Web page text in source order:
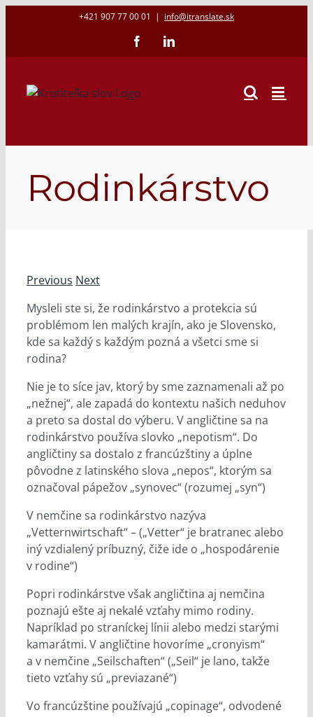
+421 907 77 00 01 | info@itranslate.sk
FacebookLinkedIn
Rodinkárstvo
Previous Next
Mysleli ste si, že rodinkárstvo a protekcia sú
problémom len malých krajín, ako je Slovensko,
kde sa každý s každým pozná a všetci sme si
rodina?
Nie je to síce jav, ktorý by sme zaznamenali až po
„nežnej“, ale zapadá do kontextu našich neduhov
a preto sa dostal do výberu. V angličtine sa na
rodinkárstvo používa slovko „nepotism“. Do
angličtiny sa dostalo z francúzštiny a úplne
pôvodne z latinského slova „nepos“, ktorým sa
označoval pápežov „synovec“ (rozumej „syn“)
V nemčine sa rodinkárstvo nazýva
„Vetternwirtschaft“ – („Vetter“ je bratranec alebo
iný vzdialený príbuzný, čiže ide o „hospodárenie
v rodine“)
Popri rodinkárstve však angličtina aj nemčina
poznajú ešte aj nekalé vzťahy mimo rodiny.
Napríklad po straníckej línii alebo medzi starými
kamarátmi. V angličtine hovoríme „cronyism“
a v nemčine „Seilschaften“ („Seil“ je lano, takže
tieto vzťahy sú „previazané“)
Vo francúzštine používajú „copinage“, odvodené